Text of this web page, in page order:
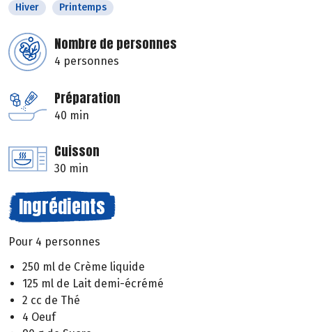
Hiver
Printemps
Nombre de personnes
4 personnes
Préparation
40 min
Cuisson
30 min
Ingrédients
Pour 4 personnes
250 ml de Crème liquide
125 ml de Lait demi-écrémé
2 cc de Thé
4 Oeuf